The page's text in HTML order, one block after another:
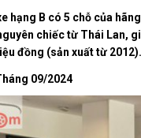
hạng B có 5 chỗ của
chiếc từ Thái Lan,
đồng (sản xuất từ 2012).
09/2024